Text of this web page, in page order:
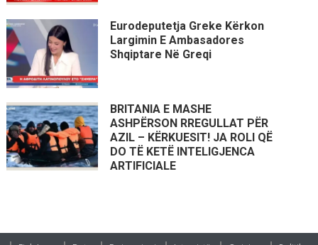
Eurodeputetja Greke Kërkon
Largimin E Ambasadores
Shqiptare Në Greqi
BRITANIA E MASHE
ASHPËRSON RREGULLAT PËR
AZIL – KËRKUESIT! JA ROLI QË
DO TË KETË INTELIGJENCA
ARTIFICIALE